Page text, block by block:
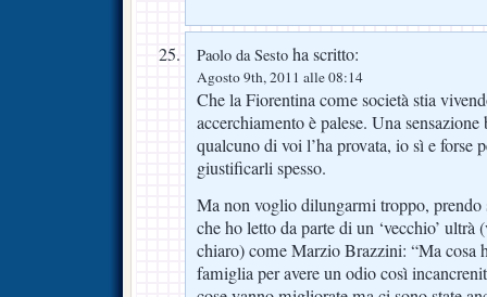
Paolo da Sesto ha scritto:
Agosto 9th, 2011 alle 08:14
Che la Fiorentina come società stia
accerchiamento è palese. Una sensazione
qualcuno di voi l’ha provata, io sì e forse
giustificarli spesso.
Ma non voglio dilungarmi troppo, prendo
che ho letto da parte di un ‘vecchio’
chiaro) come Marzio Brazzini: “Ma cosa
famiglia per avere un odio così